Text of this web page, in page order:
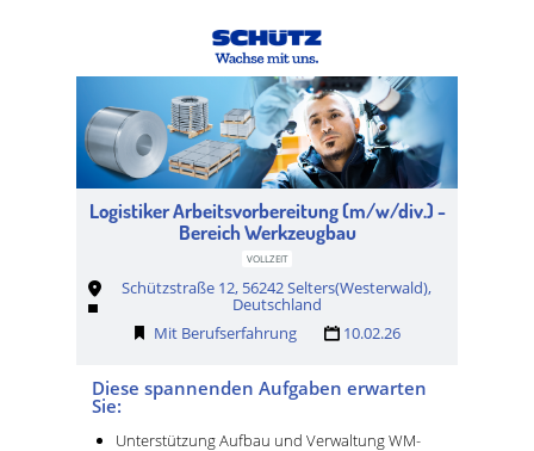
Logistiker Arbeitsvorbereitung (m/w/div.) -
Bereich Werkzeugbau
VOLLZEIT
Schützstraße 12, 56242 Selters(Westerwald),
Deutschland
Mit Berufserfahrung
10.02.26
Diese spannenden Aufgaben erwarten
Sie:
Unterstützung Aufbau und Verwaltung WM-